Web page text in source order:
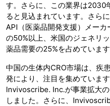
す。さらに、この業界は2030
ると見込まれています。さら
API（医薬品開発支援）メー
の50%以上、米国のジェネリ
薬品需要の25%を占めています
中国の生体内CRO市場は、疾
発により、注目を集めていま
Invivoscribe. Inc.が事業拡大
しました。さらに、